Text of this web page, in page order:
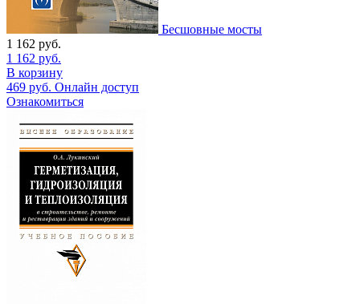
Бесшовные мосты
1 162 руб.
1 162 руб.
В корзину
469 руб. Онлайн доступ
Ознакомиться